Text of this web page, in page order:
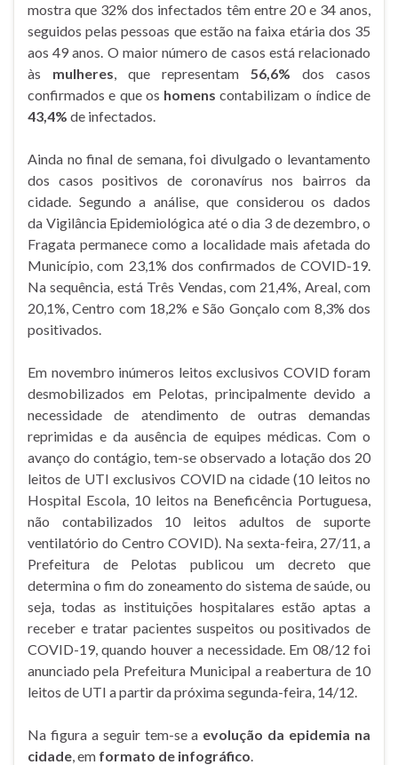
mostra que 32% dos infectados têm entre 20 e 34 anos,
seguidos pelas pessoas que estão na faixa etária dos 35
aos 49 anos. O maior número de casos está relacionado
às mulheres , que representam 56,6% dos casos
confirmados e que os homens contabilizam o índice de
43,4% de infectados.
Ainda no final de semana, foi divulgado o levantamento
dos casos positivos de coronavírus nos bairros da
cidade. Segundo a análise, que considerou os dados
da Vigilância Epidemiológica até o dia 3 de dezembro, o
Fragata permanece como a localidade mais afetada do
Município, com 23,1% dos confirmados de COVID-19.
Na sequência, está Três Vendas, com 21,4%, Areal, com
20,1%, Centro com 18,2% e São Gonçalo com 8,3% dos
positivados.
Em novembro inúmeros leitos exclusivos COVID foram
desmobilizados em Pelotas, principalmente devido a
necessidade de atendimento de outras demandas
reprimidas e da ausência de equipes médicas. Com o
avanço do contágio, tem-se observado a lotação dos 20
leitos de UTI exclusivos COVID na cidade (10 leitos no
Hospital Escola, 10 leitos na Beneficência Portuguesa,
não contabilizados 10 leitos adultos de suporte
ventilatório do Centro COVID). Na sexta-feira, 27/11, a
Prefeitura de Pelotas publicou um decreto que
determina o fim do zoneamento do sistema de saúde, ou
seja, todas as instituições hospitalares estão aptas a
receber e tratar pacientes suspeitos ou positivados de
COVID-19, quando houver a necessidade. Em 08/12 foi
anunciado pela Prefeitura Municipal a reabertura de 10
leitos de UTI a partir da próxima segunda-feira, 14/12.
Na figura a seguir tem-se a evolução da epidemia na
cidade , em formato de infográfico